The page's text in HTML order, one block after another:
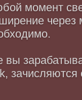
момент
вы
зачисляются